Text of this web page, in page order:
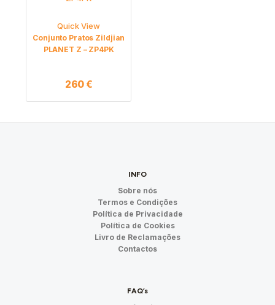
Quick View
Conjunto Pratos Zildjian
PLANET Z – ZP4PK
260€
INFO
Sobre nós
Termos e Condições
Política de Privacidade
Política de Cookies
Livro de Reclamações
Contactos
FAQ’s